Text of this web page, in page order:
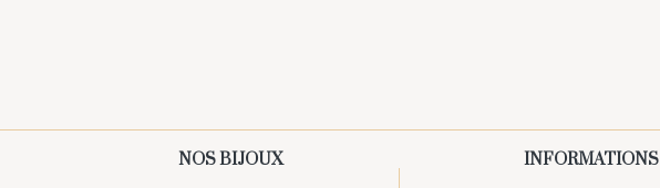
NOS BIJOUX
INFORMATIONS